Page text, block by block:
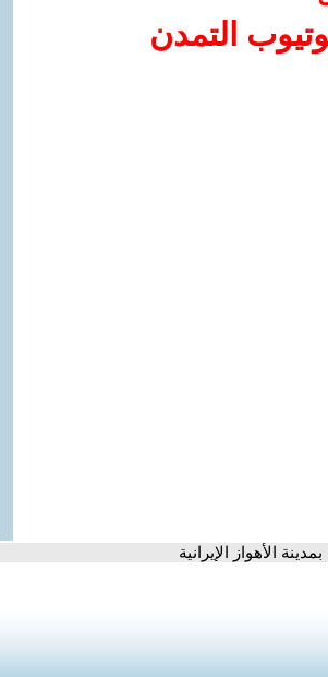
التمدن
الأهواز الإيرانية